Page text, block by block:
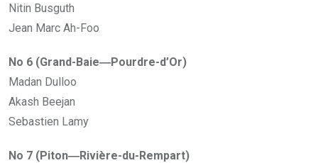
Nitin Busguth
Jean Marc Ah-Foo
No 6 (Grand-Baie―Pourdre-d’Or)
Madan Dulloo
Akash Beejan
Sebastien Lamy
No 7 (Piton―Rivière-du-Rempart)